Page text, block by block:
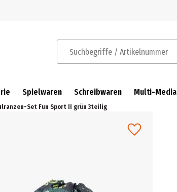
Suchbegriffe / Artikelnummer
Spielwaren Schreibwaren Multi-Media
Set Fun Sport II grün 3teilig